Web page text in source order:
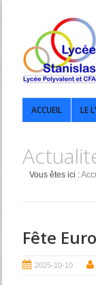
ACCUEIL LE
Vous êtes ici :
Fête
2025-10-10